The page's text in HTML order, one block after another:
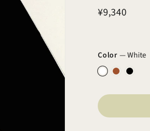
通
¥9,340¥9,340
Color —White